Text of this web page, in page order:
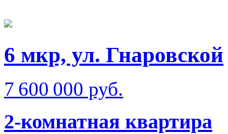
6 мкр, ул. Гнаровской
7 600 000 руб.
2-комнатная квартира